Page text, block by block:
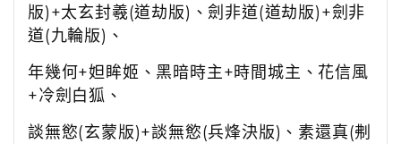
版)+太玄封羲(道劫版)、劍非道(道劫版)+劍非
道(九輪版)、
年幾何+妲眸姬、黑暗時主+時間城主、花信風
+冷劍白狐、
談無慾(玄蒙版)+談無慾(兵烽決版)、素還真(刜